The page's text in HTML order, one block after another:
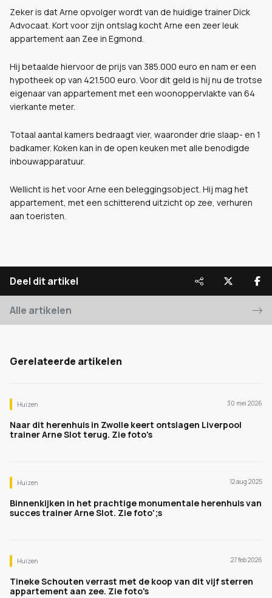
Zeker is dat Arne opvolger wordt van de huidige trainer Dick
Advocaat. Kort voor zijn ontslag kocht Arne een zeer leuk
appartement aan Zee in Egmond.
Hij betaalde hiervoor de prijs van 385.000 euro en nam er een
hypotheek op van 421.500 euro. Voor dit geld is hij nu de trotse
eigenaar van appartement met een woonoppervlakte van 64
vierkante meter.
Totaal aantal kamers bedraagt vier, waaronder drie slaap- en 1
badkamer. Koken kan in de open keuken met alle benodigde
inbouwapparatuur.
Wellicht is het voor Arne een beleggingsobject. Hij mag het
appartement, met een schitterend uitzicht op zee, verhuren
aan toeristen.
Deel dit artikel
Alle artikelen
Gerelateerde artikelen
Huizen 30 mei 2026
Naar dit herenhuis in Zwolle keert ontslagen Liverpool
trainer Arne Slot terug. Zie foto's
Huizen 12 aug 2025
Binnenkijken in het prachtige monumentale herenhuis van
succes trainer Arne Slot. Zie foto';s
Huizen 27 feb 2026
Tineke Schouten verrast met de koop van dit vijf sterren
appartement aan zee. Zie foto's